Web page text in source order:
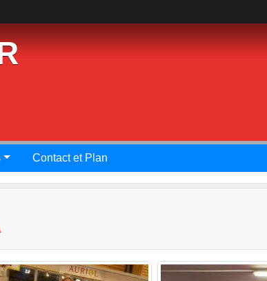
Contact et Plan